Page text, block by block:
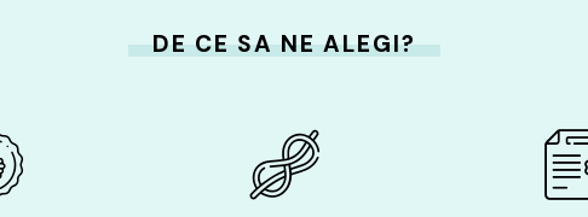
DE CE SA NE ALEGI?